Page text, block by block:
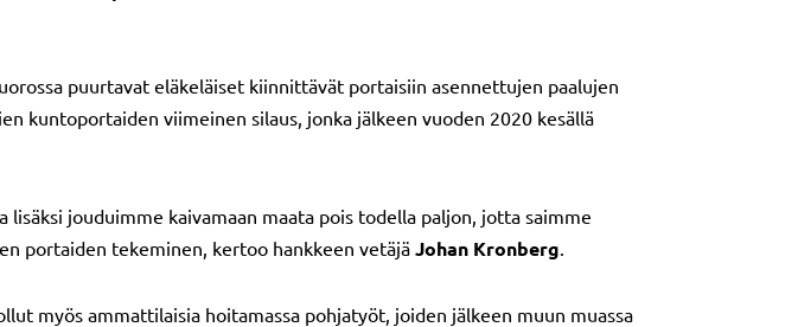
puurtavat eläkeläiset kiinnittävät portaisiin asennettujen paalujen
kuntoportaiden viimeinen silaus, jonka jälkeen vuoden 2020 kesällä
jouduimme kaivamaan maata pois todella paljon, jotta saimme
portaiden tekeminen, kertoo hankkeen vetäjä Johan Kronberg.
myös ammattilaisia hoitamassa pohjatyöt, joiden jälkeen muun muassa